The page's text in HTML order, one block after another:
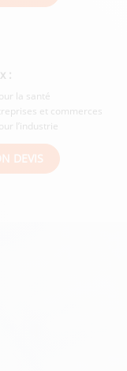
:
la santé
et commerces
l’industrie
DEVIS